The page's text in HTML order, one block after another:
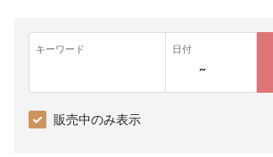
キーワード 日付
~
販売中のみ表示